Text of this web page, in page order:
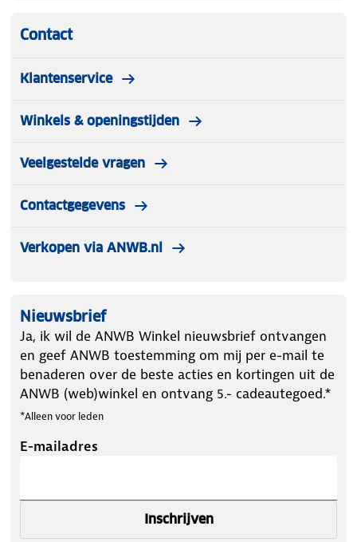
Contact
Klantenservice
Winkels & openingstijden
Veelgestelde vragen
Contactgegevens
Verkopen via ANWB.nl
Nieuwsbrief
Ja, ik wil de ANWB Winkel nieuwsbrief ontvangen
en geef ANWB toestemming om mij per e-mail te
benaderen over de beste acties en kortingen uit de
ANWB (web)winkel en ontvang 5.- cadeautegoed.*
*Alleen voor leden
E-mailadres
Inschrijven